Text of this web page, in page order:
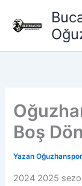
atla
Boş
Yazan
2024 2025